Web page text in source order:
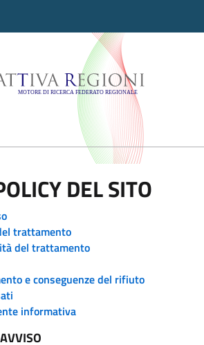
Regioni -
DEL SITO
trattamento
del trattamento
e conseguenze del rifiuto
informativa